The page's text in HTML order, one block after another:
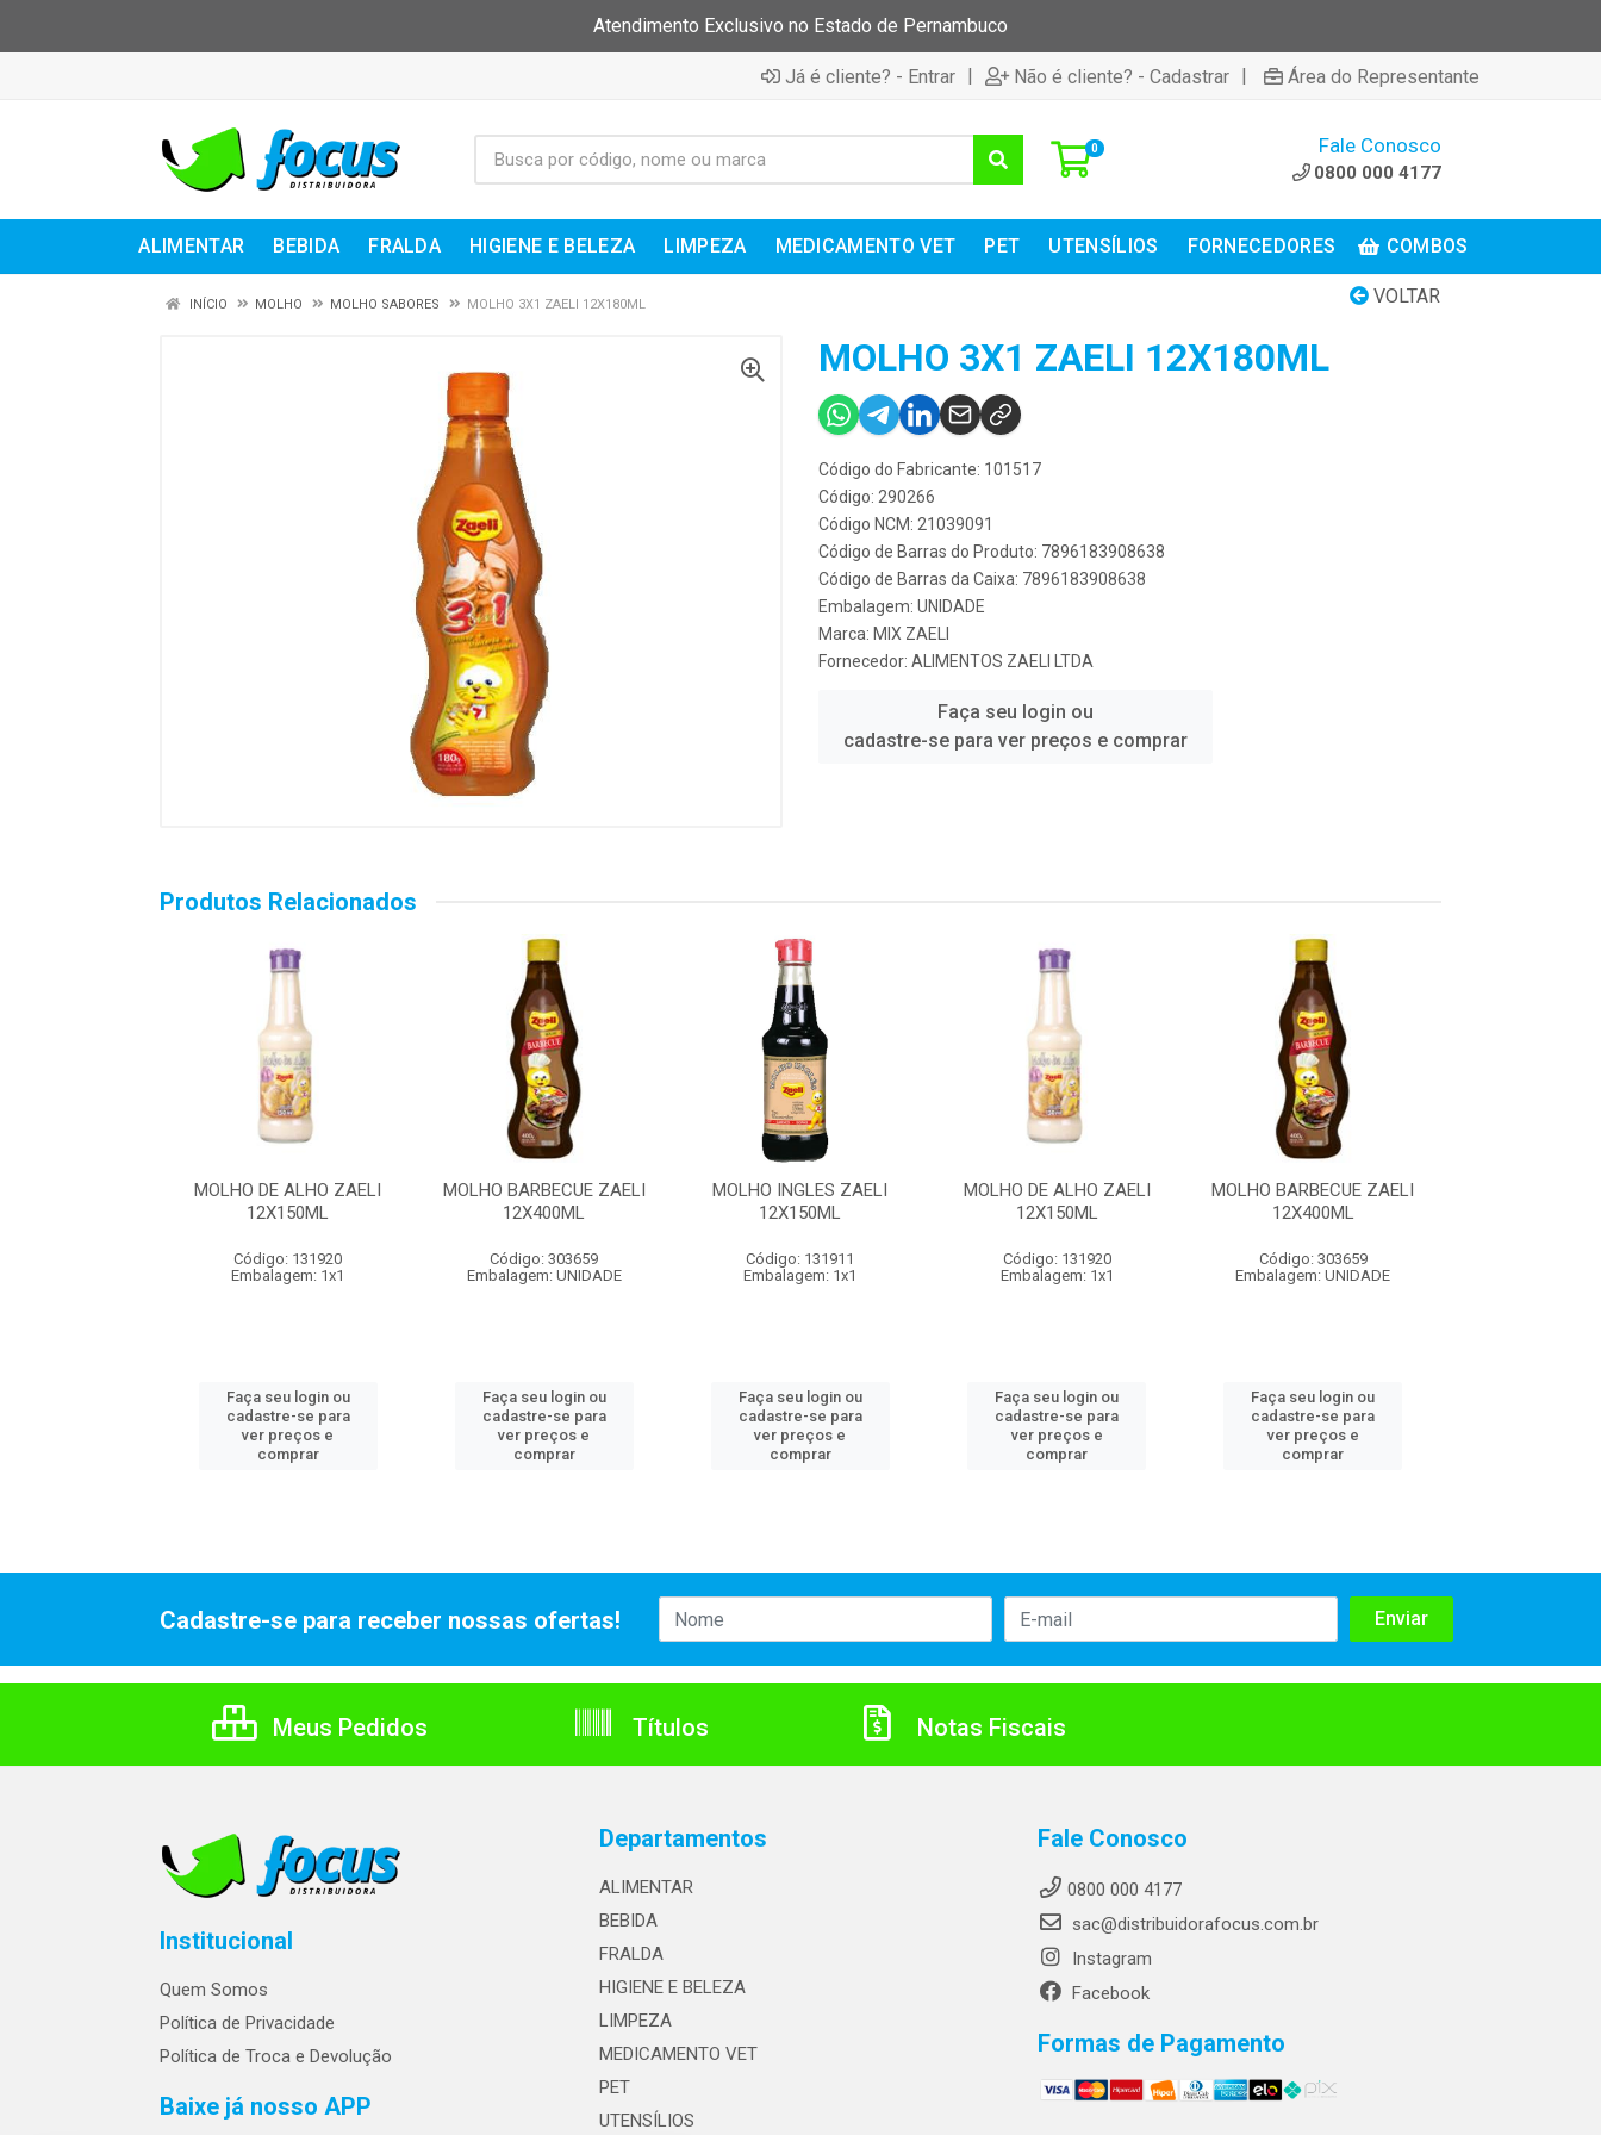
Atendimento Exclusivo no Estado de Pernambuco
Já é cliente? - Entrar | Não é cliente? - Cadastrar | Área do Representante
0 Fale Conosco
0800 000 4177
ALIMENTAR BEBIDA FRALDA HIGIENE E BELEZA LIMPEZA MEDICAMENTO VET PET UTENSÍLIOS FORNECEDORES COMBOS
VOLTAR
INÍCIO MOLHO MOLHO SABORES MOLHO 3X1 ZAELI 12X180ML
MOLHO 3X1 ZAELI 12X180ML
Código do Fabricante: 101517
Código: 290266
Código NCM: 21039091
Código de Barras do Produto: 7896183908638
Código de Barras da Caixa: 7896183908638
Embalagem: UNIDADE
Marca: MIX ZAELI
Fornecedor: ALIMENTOS ZAELI LTDA
Faça seu login ou
cadastre-se para ver preços e comprar
Produtos Relacionados
MOLHO DE ALHO ZAELI
12X150ML
Código: 131920
Embalagem: 1x1
Faça seu login ou
cadastre-se para
ver preços e
comprar
MOLHO BARBECUE ZAELI
12X400ML
Código: 303659
Embalagem: UNIDADE
Faça seu login ou
cadastre-se para
ver preços e
comprar
MOLHO INGLES ZAELI
12X150ML
Código: 131911
Embalagem: 1x1
Faça seu login ou
cadastre-se para
ver preços e
comprar
MOLHO DE ALHO ZAELI
12X150ML
Código: 131920
Embalagem: 1x1
Faça seu login ou
cadastre-se para
ver preços e
comprar
MOLHO BARBECUE ZAELI
12X400ML
Código: 303659
Embalagem: UNIDADE
Faça seu login ou
cadastre-se para
ver preços e
comprar
Cadastre-se para receber nossas ofertas!
Meus Pedidos Títulos Notas Fiscais
Institucional
Quem Somos
Política de Privacidade
Política de Troca e Devolução
Baixe já nosso APP
Departamentos
ALIMENTAR
BEBIDA
FRALDA
HIGIENE E BELEZA
LIMPEZA
MEDICAMENTO VET
PET
UTENSÍLIOS
Fale Conosco
0800 000 4177
sac@distribuidorafocus.com.br
Instagram
Facebook
Formas de Pagamento